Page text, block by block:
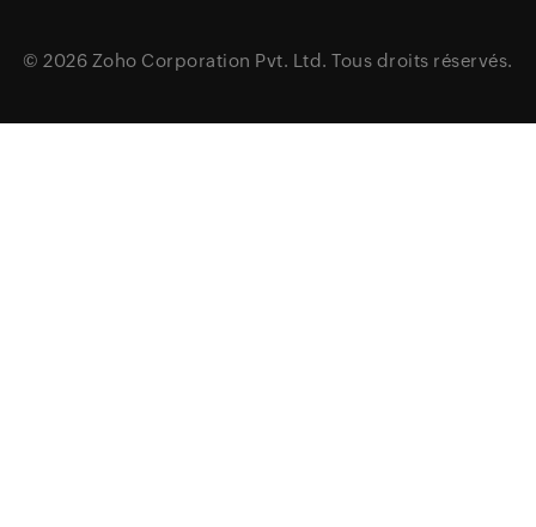
© 2026 Zoho Corporation Pvt. Ltd. Tous droits réservés.